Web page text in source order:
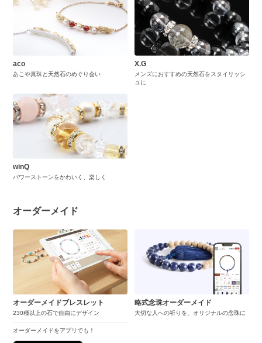
aco
あこや真珠と天然石のめぐり会い
X.G
メンズにおすすめの天然石をスタイリッシ
ュに
winQ
パワーストーンをかわいく、楽しく
オーダーメイド
オーダーメイドブレスレット
230種以上の石で自由にデザイン
オーダーメイドをアプリでも！
略式念珠オーダーメイド
大切な人への祈りを、オリジナルの念珠に